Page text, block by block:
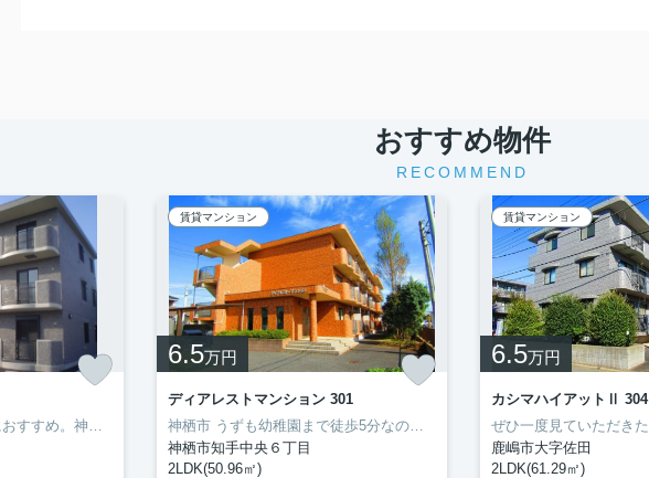
おすすめ物件
RECOMMEND
こだわりで選びたい方におすすめ。神栖市エリアで住まいをお探しなら「ア・ラ・モードⅡ」。室内設備はBS・エアコン・ネット使用料不要など充実した設備を備え付けています。初期費用をカードでお支払いいただけるので、カードで決済したい方にもおすすめです。住まいを探すにあたって、神栖市へお引っ越しを検討しているのであれば、豊成管理システムにお任せください。
賃貸マンション
6.5万円
ディアレストマンション 301
神栖市 うずも幼稚園まで徒歩5分なので、送り迎えも楽です。ネットの回線を導入しています、パソコンが使えて暮らしに嬉しい。転居先に住み心地も良いこちらの賃貸物件。充実した新生活を過ごしましょう。豊成管理システムは長年、神栖市を中心にお部屋探しをサポートして参りましたので、お部屋探しには自信があります。
神栖市知手中央６丁目
2LDK(50.96㎡)
賃貸マンション
6.5万円
カシマハイアットⅡ 304
鹿嶋市大字佐田
2LDK(61.29㎡)